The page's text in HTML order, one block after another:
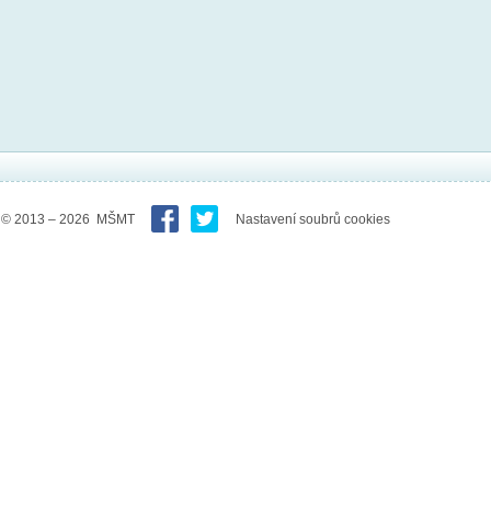
© 2013 – 2026 MŠMT Nastavení soubrů cookies